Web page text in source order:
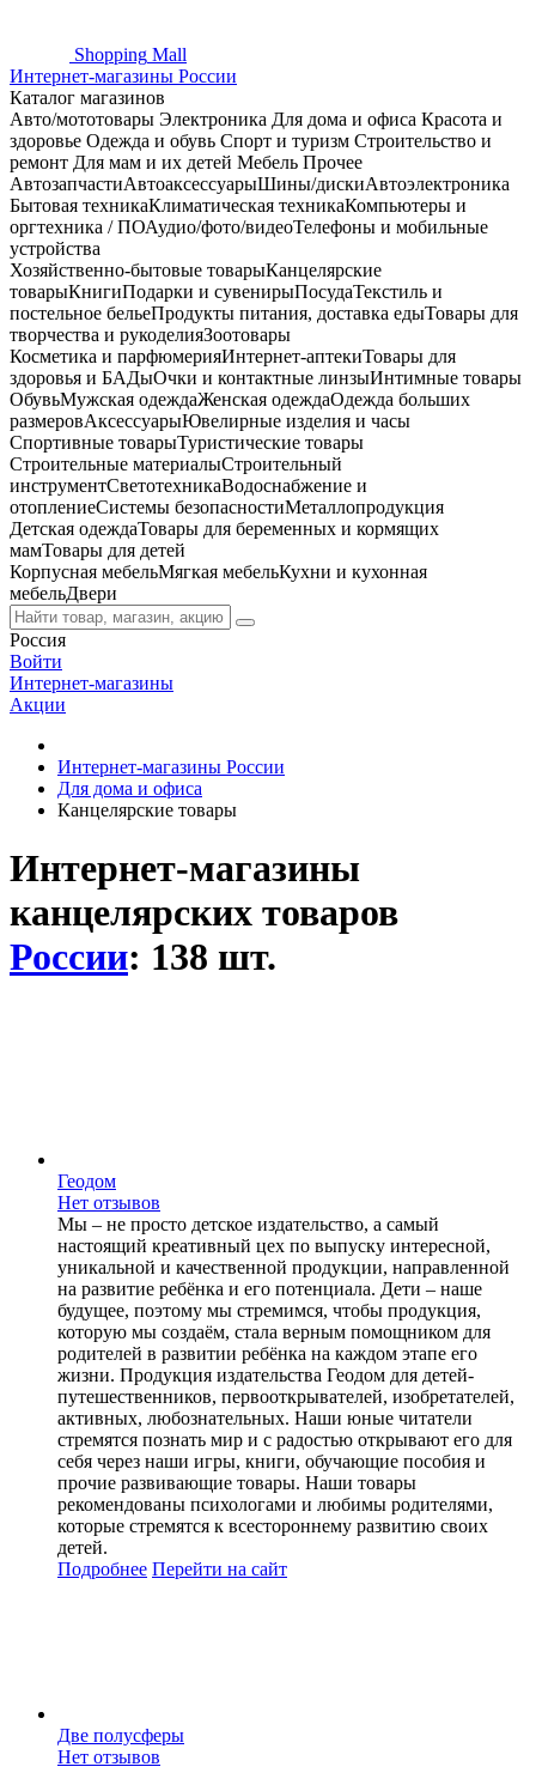
Shopping Mall
Интернет-магазины России
Каталог магазинов
Авто/мототовары Электроника Для дома и офиса Красота и
здоровье Одежда и обувь Спорт и туризм Строительство и
ремонт Для мам и их детей Мебель Прочее
АвтозапчастиАвтоаксессуарыШины/дискиАвтоэлектроника
Бытовая техникаКлиматическая техникаКомпьютеры и
оргтехника / ПОАудио/фото/видеоТелефоны и мобильные
устройства
Хозяйственно-бытовые товарыКанцелярские
товарыКнигиПодарки и сувенирыПосудаТекстиль и
постельное бельеПродукты питания, доставка едыТовары для
творчества и рукоделияЗоотовары
Косметика и парфюмерияИнтернет-аптекиТовары для
здоровья и БАДыОчки и контактные линзыИнтимные товары
ОбувьМужская одеждаЖенская одеждаОдежда больших
размеровАксессуарыЮвелирные изделия и часы
Спортивные товарыТуристические товары
Строительные материалыСтроительный
инструментСветотехникаВодоснабжение и
отоплениеСистемы безопасностиМеталлопродукция
Детская одеждаТовары для беременных и кормящих
мамТовары для детей
Корпусная мебельМягкая мебельКухни и кухонная
мебельДвери
Россия
Войти
Интернет-магазины
Акции
Интернет-магазины России
Для дома и офиса
Канцелярские товары
Интернет-магазины
канцелярских товаров
России: 138 шт.
Геодом
Нет отзывов
Мы – не просто детское издательство, а самый
настоящий креативный цех по выпуску интересной,
уникальной и качественной продукции, направленной
на развитие ребёнка и его потенциала. Дети – наше
будущее, поэтому мы стремимся, чтобы продукция,
которую мы создаём, стала верным помощником для
родителей в развитии ребёнка на каждом этапе его
жизни. Продукция издательства Геодом для детей-
путешественников, первооткрывателей, изобретателей,
активных, любознательных. Наши юные читатели
стремятся познать мир и с радостью открывают его для
себя через наши игры, книги, обучающие пособия и
прочие развивающие товары. Наши товары
рекомендованы психологами и любимы родителями,
которые стремятся к всестороннему развитию своих
детей.
Подробнее Перейти на сайт
Две полусферы
Нет отзывов